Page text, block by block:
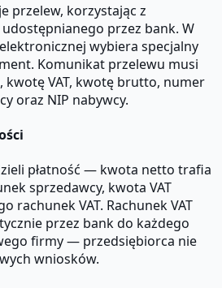
przelew, korzystając z
przez bank. W
wybiera specjalny
Komunikat przelewu musi
VAT, kwotę brutto, numer
oraz NIP nabywcy.
płatność — kwota netto trafia
sprzedawcy, kwota VAT
rachunek VAT. Rachunek VAT
przez bank do każdego
firmy — przedsiębiorca nie
wniosków.